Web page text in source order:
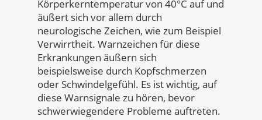
Körperkerntemperatur von 40°C auf und
äußert sich vor allem durch
neurologische Zeichen, wie zum Beispiel
Verwirrtheit. Warnzeichen für diese
Erkrankungen äußern sich
beispielsweise durch Kopfschmerzen
oder Schwindelgefühl. Es ist wichtig, auf
diese Warnsignale zu hören, bevor
schwerwiegendere Probleme auftreten.